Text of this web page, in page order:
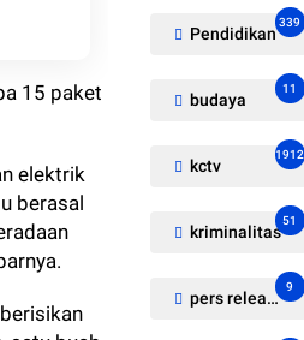
15 paket
elektrik
berasal
Pendidikan
339
budaya
11
kctv
1912
kriminalitas
51
pers release
9